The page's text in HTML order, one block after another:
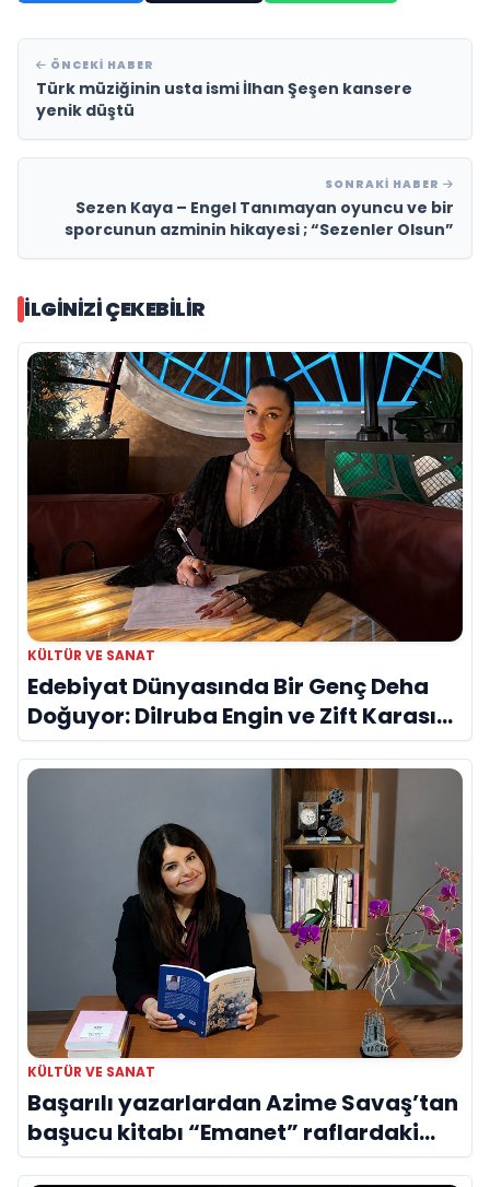
ÖNCEKI HABER
Türk müziğinin usta ismi İlhan Şeşen kansere
yenik düştü
SONRAKI HABER
Sezen Kaya – Engel Tanımayan oyuncu ve bir
sporcunun azminin hikayesi ; “Sezenler Olsun”
İLGINIZI ÇEKEBILIR
KÜLTÜR VE SANAT
Edebiyat Dünyasında Bir Genç Deha
Doğuyor: Dilruba Engin ve Zift Karası
Evreni ‘AVENOİR’
KÜLTÜR VE SANAT
Başarılı yazarlardan Azime Savaş’tan
başucu kitabı “Emanet” raflardaki
yerini aldı